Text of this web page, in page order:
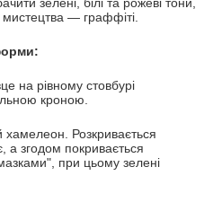
— граффіті.
на рівному стовбурі
кроною.
хамелеон. Розкривається
а згодом покривається
при цьому зелені